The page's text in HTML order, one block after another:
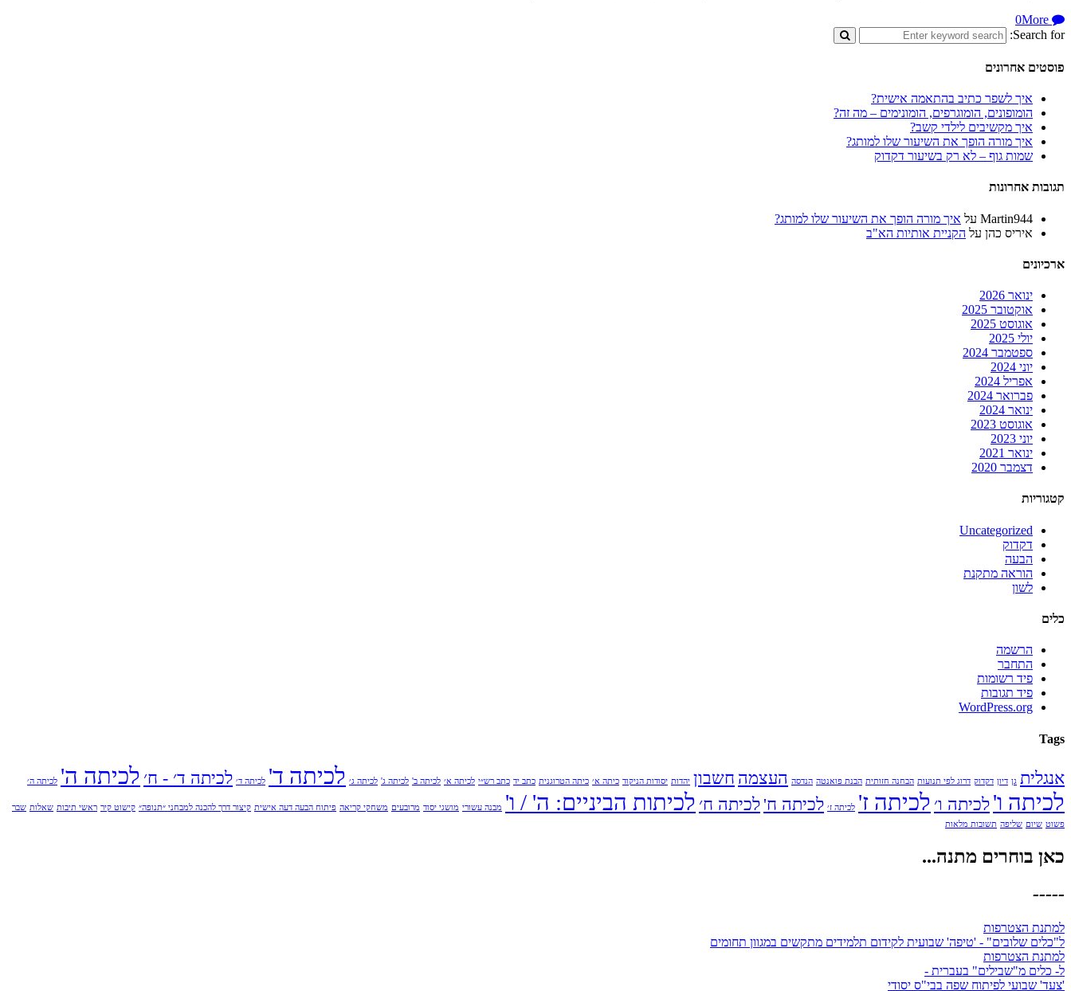
More
Search for:
פוסטים אחרונים
איך לשפר כתיב בהתאמה אישית?
הומופונים, הומוגרפים, הומונימים – מה זה?
איך מקשיבים לילדי קשב?
איך מורה הופך את השיעור שלו למותג?
שמות גוף – לא רק בשיעור דקדוק
תגובות אחרונות
Martin944 על איך מורה הופך את השיעור שלו למותג?
איריס כהן על הקניית אותיות הא"ב
ארכיונים
ינואר 2026
אוקטובר 2025
אוגוסט 2025
יולי 2025
ספטמבר 2024
יוני 2024
אפריל 2024
פברואר 2024
ינואר 2024
אוגוסט 2023
יוני 2023
ינואר 2021
דצמבר 2020
קטגוריות
Uncategorized
דקדוק
הבעה
הוראה מתקנת
לשון
כלים
הרשמה
התחבר
פיד רשומות
פיד תגובות
WordPress.org
Tags
אנגלית גן דיון דקדוק דרוג לפי תנועות הבחנה חזותית הבנת פואנטה הנדסה העצמה חשבון יהדות יסודות הניקוד כיתה א׳ כיתה הטרוגנית כתב יד כתב רש״י לכיתה א׳ לכיתה ב' לכיתה ג' לכיתה ג׳ לכיתה ד' לכיתה ד׳ לכיתה ד׳ - ח׳ לכיתה ה' לכיתה ה׳
לכיתה ו' לכיתה ו׳ לכיתה ז' לכיתה ז׳ לכיתה ח' לכיתה ח׳ לכיתות הביניים: ה' / ו' מבנה עשורי מושגי יסוד מרובעים משחקי קריאה פיתוח הבעה דעה אישית קיצור דרך להכנה למבחני ״תנופה״ קישוט קיר ראשי תיבות שאלות שבר
פשוט שיום שליפה תשובות מלאות
כאן בוחרים מתנה...
-----
למתנת הצטרפות
ל"כלים שלובים" - 'טיפה' שבועית לקידום תלמידים מתקשים במגוון תחומים
למתנת הצטרפות
ל- כלים מ"שבילים" בעברית -
'צעד' שבועי לפיתוח שפה בבי"ס יסודי